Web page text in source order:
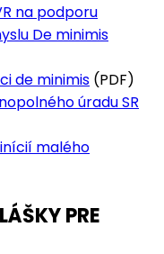
na podporu
De minimis
de minimis (PDF)
úradu SR
malého
PRE